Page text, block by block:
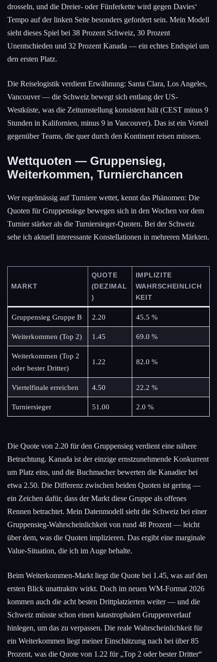
drosseln, und die Dreier- oder Fünferkette wird gegen Davies‘
Tempo auf der linken Seite besonders gefordert sein. Mein Modell
sieht dieses Spiel bei 38 Prozent Schweiz, 30 Prozent
Unentschieden und 32 Prozent Kanada — ein echtes Endspiel um
den ersten Platz.
Die Reiselogistik verdient Erwähnung: Santa Clara, Los Angeles,
Vancouver — die Schweiz bewegt sich entlang der US-
Westküste, was die Zeitumstellung konsistent hält (CEST minus 9
Stunden in Kalifornien, minus 9 in Vancouver). Das ist ein Vorteil
gegenüber Teams, die quer durch den Kontinent reisen müssen.
Wettquoten — Gruppensieg,
Weiterkommen, Turnierchancen
Wer regelmässig auf Turniere wettet, kennt das Phänomen: Die
Quoten für Gruppensiege bewegen sich in den Wochen vor dem
Turnier stärker als die Turniersieger-Quoten. Bei der Schweiz
sehe ich aktuell interessante Konstellationen in mehreren Märkten.
MARKT
QUOTE
(DEZIMAL
)
IMPLIZITE
WAHRSCHEINLICH
KEIT
Gruppensieg Gruppe B 2.20 45.5 %
Weiterkommen (Top 2) 1.45 69.0 %
Weiterkommen (Top 2
oder bester Dritter)
1.22 82.0 %
Viertelfinale erreichen 4.50 22.2 %
Turniersieger 51.00 2.0 %
Die Quote von 2.20 für den Gruppensieg verdient eine nähere
Betrachtung. Kanada ist der einzige ernstzunehmende Konkurrent
um Platz eins, und die Buchmacher bewerten die Kanadier bei
etwa 2.50. Die Differenz zwischen beiden Quoten ist gering —
ein Zeichen dafür, dass der Markt diese Gruppe als offenes
Rennen betrachtet. Mein Datenmodell sieht die Schweiz bei einer
Gruppensieg-Wahrscheinlichkeit von rund 48 Prozent — leicht
über dem, was die Quoten implizieren. Das ergibt eine marginale
Value-Situation, die ich im Auge behalte.
Beim Weiterkommen-Markt liegt die Quote bei 1.45, was auf den
ersten Blick unattraktiv wirkt. Doch im neuen WM-Format 2026
kommen auch die acht besten Drittplatzierten weiter — und die
Schweiz müsste schon einen katastrophalen Gruppenverlauf
hinlegen, um das zu verpassen. Die reale Wahrscheinlichkeit für
ein Weiterkommen liegt meiner Einschätzung nach bei über 85
Prozent, was die Quote von 1.22 für „Top 2 oder bester Dritter“